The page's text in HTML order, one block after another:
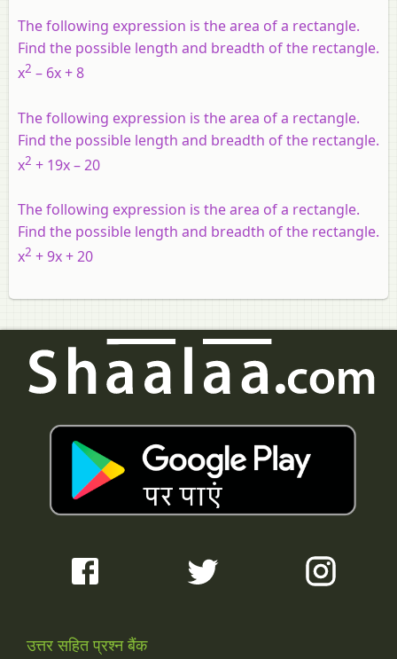
The following expression is the area of a rectangle.
Find the possible length and breadth of the rectangle.
x2 – 6x + 8
The following expression is the area of a rectangle.
Find the possible length and breadth of the rectangle.
x2 + 19x – 20
The following expression is the area of a rectangle.
Find the possible length and breadth of the rectangle.
x2 + 9x + 20
उत्तर सहित प्रश्न बैंक